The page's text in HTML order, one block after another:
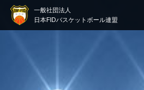
一般社団法人
日本FIDバスケットボール連盟